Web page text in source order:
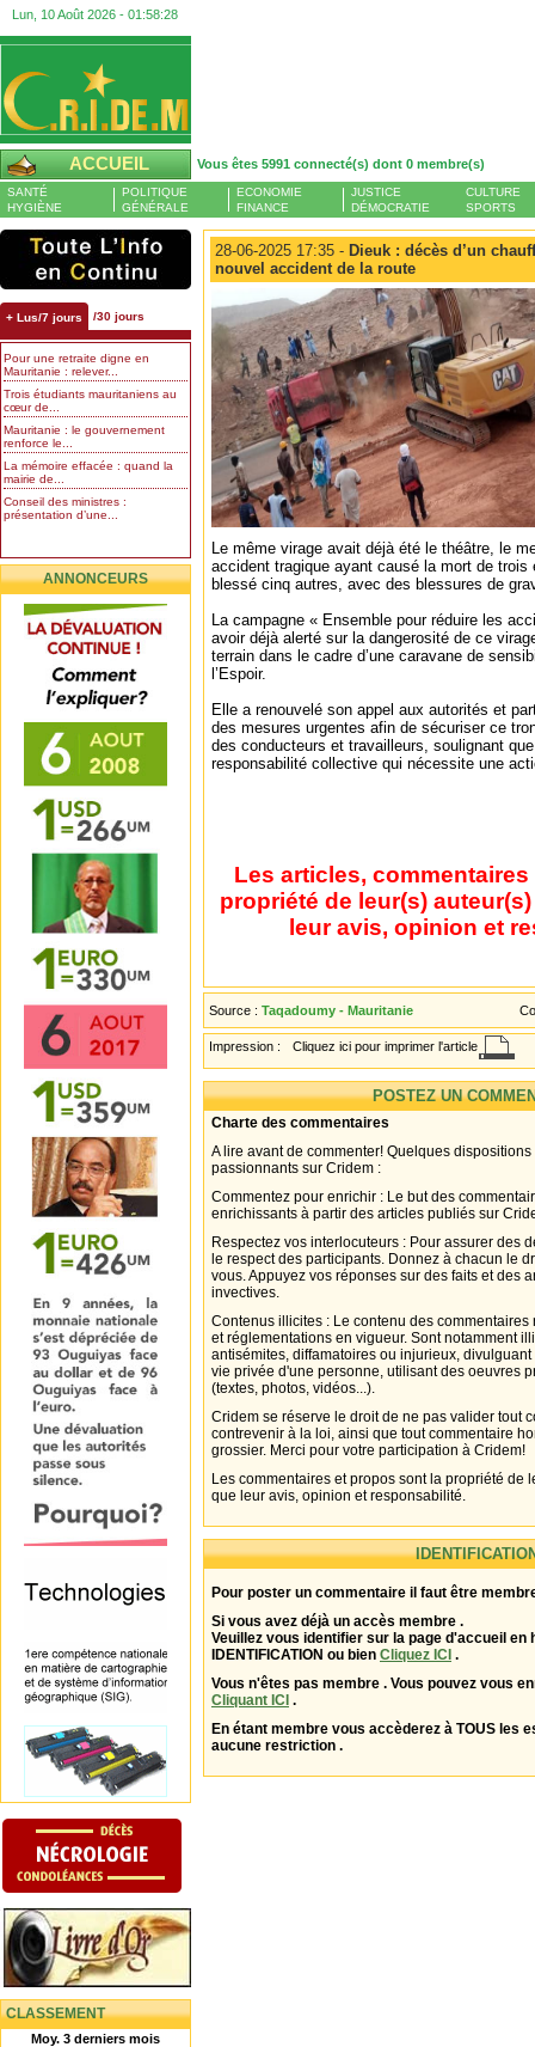
Lun, 10 Août 2026 - 01:58:29
ACCUEIL Vous êtes 5991 connecté(s) dont 0 membre(s)
SANTÉ
HYGIÈNE
POLITIQUE
GÉNÉRALE
ECONOMIE
FINANCE
JUSTICE
DÉMOCRATIE
CULTURE
SPORTS
+ Lus/7 jours /30 jours
Pour une retraite digne en
Mauritanie : relever...
Trois étudiants mauritaniens au
cœur de...
Mauritanie : le gouvernement
renforce le...
La mémoire effacée : quand la
mairie de...
Conseil des ministres :
présentation d’une...
ANNONCEURS
CLASSEMENT
Moy. 3 derniers mois
28-06-2025 17:35 - Dieuk : décès d’un
nouvel accident de la route
Le même virage avait déjà été le théâtre, le
accident tragique ayant causé la mort de trois
blessé cinq autres, avec des blessures de
La campagne « Ensemble pour réduire les
avoir déjà alerté sur la dangerosité de ce
terrain dans le cadre d’une caravane de
l’Espoir.
Elle a renouvelé son appel aux autorités et
des mesures urgentes afin de sécuriser ce
des conducteurs et travailleurs, soulignant
responsabilité collective qui nécessite une
Les articles,
propriété de leur(s)
leur avis, opinion et
Source : Taqadoumy - Mauritanie
Impression : Cliquez ici pour imprimer l'article
POSTEZ UN
Charte des commentaires
A lire avant de commenter! Quelques
passionnants sur Cridem :
Commentez pour enrichir : Le but des
enrichissants à partir des articles publiés sur
Respectez vos interlocuteurs : Pour assurer des
le respect des participants. Donnez à chacun le
vous. Appuyez vos réponses sur des faits et des
invectives.
Contenus illicites : Le contenu des
et réglementations en vigueur. Sont notamment
antisémites, diffamatoires ou injurieux,
vie privée d'une personne, utilisant des oeuvres
(textes, photos, vidéos...).
Cridem se réserve le droit de ne pas valider tout
contrevenir à la loi, ainsi que tout commentaire
grossier. Merci pour votre participation à Cridem!
Les commentaires et propos sont la propriété de
que leur avis, opinion et responsabilité.
Pour poster un commentaire il faut être
Si vous avez déjà un accès membre .
Veuillez vous identifier sur la page d'accueil en
IDENTIFICATION ou bien Cliquez ICI .
Vous n'êtes pas membre . Vous pouvez vous
Cliquant ICI .
En étant membre vous accèderez à TOUS les
aucune restriction .